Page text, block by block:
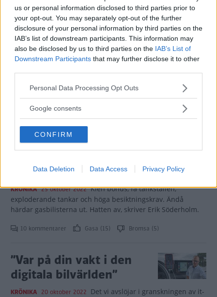
us or personal information disclosed to third parties prior to
your opt-out. You may separately opt-out of the further
disclosure of your personal information by third parties on the
IAB’s list of downstream participants. This information may
also be disclosed by us to third parties on the IAB’s List of
Downstream Participants that may further disclose it to other
Please note that this website/app uses one or more Google
not limited to your visit or usage behaviour. You may click to
use your data for below specified purposes in below Google
consent section.
Personal Data Processing Opt Outs
Google consents
CONFIRM
Data Deletion Data Access Privacy Policy
”Ska jag ha miljöångest
för en bil som drar en
halvliter per mil?”
KRÖNIKA 29 oktober 2022 När ett reservkraftverk sopar i sig
Rönnblom svårt att känna miljöångest för sin bil.
35 kommentarer
”Jag imponeras av
misshandlade bilägare”
KRÖNIKA 25 oktober 2022 Klen bonus, få tankställen,
exploderande tankar och höga besiktningskrav. Ändå
härdar gasbilisterna ut. Hatten av, skriver Erik Söderholm.
10 kommentarer Gasa (15) Bromsa (5)
”Var på din vakt i den
digitala bilvärlden”
KRÖNIKA 20 oktober 2022 Det vi avslöjar i granskningen av it-